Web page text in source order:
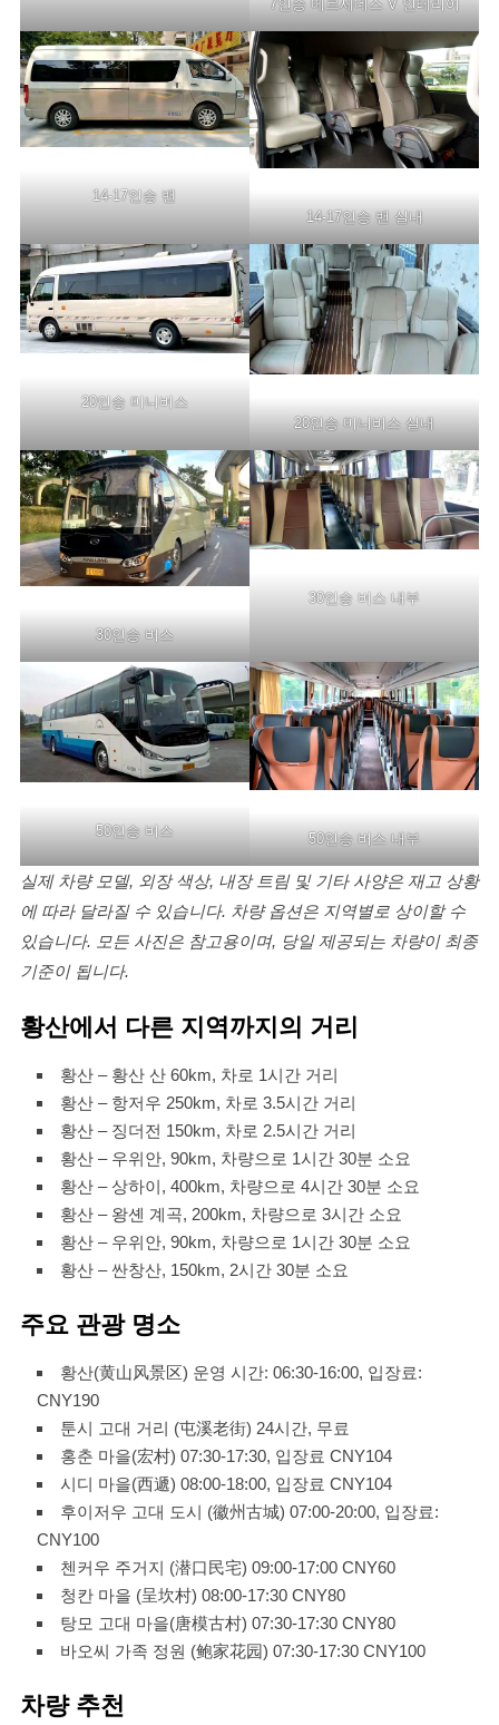
7인승 메르세데스 V 인테리어
14-17인승 밴
14-17인승 밴 실내
20인승 미니버스
20인승 미니버스 실내
30인승 버스
30인승 버스 내부
50인승 버스 50인승 버스 내부
실제 차량 모델, 외장 색상, 내장 트림 및 기타 사양은 재고 상황
에 따라 달라질 수 있습니다. 차량 옵션은 지역별로 상이할 수
있습니다. 모든 사진은 참고용이며, 당일 제공되는 차량이 최종
기준이 됩니다.
황산에서 다른 지역까지의 거리
황산 – 황산 산 60km, 차로 1시간 거리
황산 – 항저우 250km, 차로 3.5시간 거리
황산 – 징더전 150km, 차로 2.5시간 거리
황산 – 우위안, 90km, 차량으로 1시간 30분 소요
황산 – 상하이, 400km, 차량으로 4시간 30분 소요
황산 – 왕셴 계곡, 200km, 차량으로 3시간 소요
황산 – 우위안, 90km, 차량으로 1시간 30분 소요
황산 – 싼창산, 150km, 2시간 30분 소요
주요 관광 명소
황산(黄山风景区) 운영 시간: 06:30-16:00, 입장료:
CNY190
툰시 고대 거리 (屯溪老街) 24시간, 무료
홍춘 마을(宏村) 07:30-17:30, 입장료 CNY104
시디 마을(西遞) 08:00-18:00, 입장료 CNY104
후이저우 고대 도시 (徽州古城) 07:00-20:00, 입장료:
CNY100
첸커우 주거지 (潜口民宅) 09:00-17:00 CNY60
청칸 마을 (呈坎村) 08:00-17:30 CNY80
탕모 고대 마을(唐模古村) 07:30-17:30 CNY80
바오씨 가족 정원 (鲍家花园) 07:30-17:30 CNY100
차량 추천